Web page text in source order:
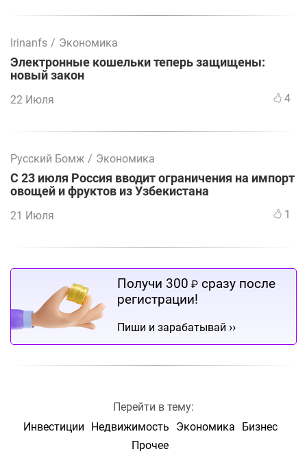
Irinanfs / Экономика
Электронные кошельки теперь защищены:
новый закон
22 Июля 4
Русский Бомж / Экономика
С 23 июля Россия вводит ограничения на импорт
овощей и фруктов из Узбекистана
21 Июля 1
Получи 300 ₽ сразу после
регистрации!
Пиши и зарабатывай ››
Перейти в тему:
Инвестиции
Недвижимость Экономика
Бизнес
Прочее